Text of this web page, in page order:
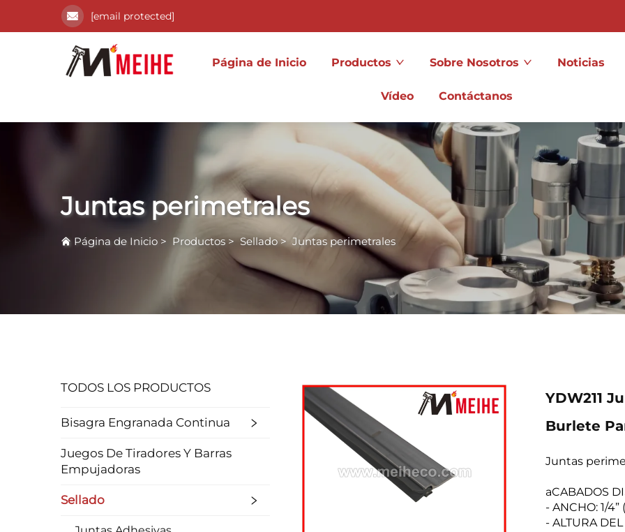
[email protected]
Página de Inicio Productos Sobre Nosotros Noticias
Vídeo Contáctanos
Juntas perimetrales
Página de Inicio > Productos>Sellado> Juntas perimetrales
TODOS LOS PRODUCTOS
Bisagra Engranada Continua
Juegos De Tiradores Y Barras
Empujadoras
Sellado
YDW211
Burlete
Juntas
aCABADOS
- ANCHO: 1/
- ALTURA